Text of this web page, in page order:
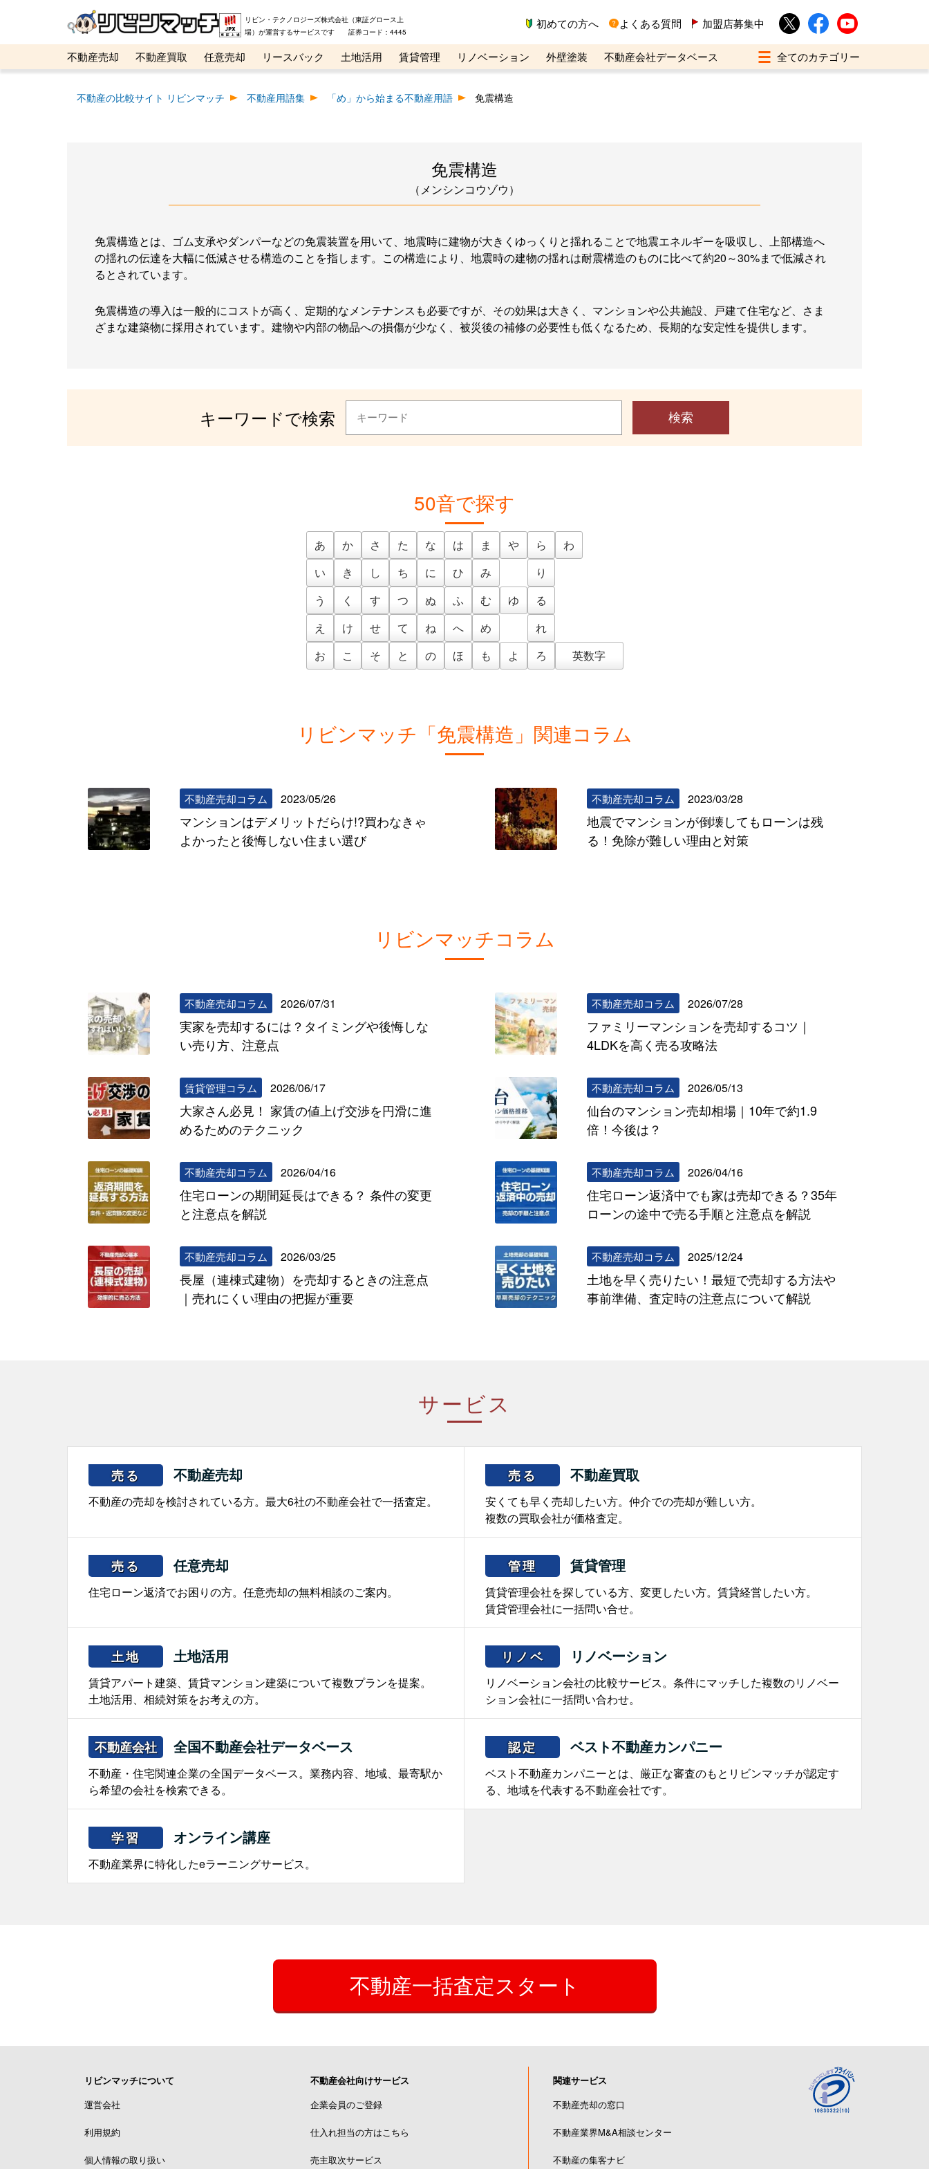
リビン・テクノロジーズ株式会社（東証グロース上
場）が運営するサービスです 証券コード：4445
初めての方へ よくある質問 加盟店募集中
不動産売却 不動産買取 任意売却 リースバック 土地活用 賃貸管理 リノベーション 外壁塗装
不動産会社データベース
メタ住宅展示場
ベスト不動産カンパニー オンライン講座 リビンマガジンBiz 不動産売却ご相談デスク
不動産の比較サイト リビンマッチ 不動産用語集 「め」から始まる不動産用語 免震構造
免震構造
（メンシンコウゾウ）
免震構造とは、ゴム支承やダンパーなどの免震装置を用いて、地震時に建物が大きくゆっくりと揺れることで地震エネルギーを吸収し、上部構造へ
の揺れの伝達を大幅に低減させる構造のことを指します。この構造により、地震時の建物の揺れは耐震構造のものに比べて約20～30%まで低減され
るとされています。
免震構造の導入は一般的にコストが高く、定期的なメンテナンスも必要ですが、その効果は大きく、マンションや公共施設、戸建て住宅など、さま
ざまな建築物に採用されています。建物や内部の物品への損傷が少なく、被災後の補修の必要性も低くなるため、長期的な安定性を提供します。
キーワードで検索
50音で探す
あ
い
う
え
お
か
き
く
け
こ
さ
し
す
せ
そ
た
ち
つ
て
と
な
に
ぬ
ね
の
は
ひ
ふ
へ
ほ
ま
み
む
め
も
や
ゆ
よ
ら
り
る
れ
ろ
わ
英数字
リビンマッチ「免震構造」関連コラム
不動産売却コラム 2023/05/26
マンションはデメリットだらけ!?買わなきゃ
よかったと後悔しない住まい選び
不動産売却コラム 2023/03/28
地震でマンションが倒壊してもローンは残
る！免除が難しい理由と対策
リビンマッチコラム
不動産売却コラム 2026/07/31
実家を売却するには？タイミングや後悔しな
い売り方、注意点
不動産売却コラム 2026/07/28
ファミリーマンションを売却するコツ｜
4LDKを高く売る攻略法
賃貸管理コラム 2026/06/17
大家さん必見！ 家賃の値上げ交渉を円滑に進
めるためのテクニック
不動産売却コラム 2026/05/13
仙台のマンション売却相場｜10年で約1.9
倍！今後は？
不動産売却コラム 2026/04/16
住宅ローンの期間延長はできる？ 条件の変更
と注意点を解説
不動産売却コラム 2026/04/16
住宅ローン返済中でも家は売却できる？35年
ローンの途中で売る手順と注意点を解説
不動産売却コラム 2026/03/25
長屋（連棟式建物）を売却するときの注意点
｜売れにくい理由の把握が重要
不動産売却コラム 2025/12/24
土地を早く売りたい！最短で売却する方法や
事前準備、査定時の注意点について解説
サービス
売る 不動産売却
不動産の売却を検討されている方。最大6社の不動産会社で一括査定。
売る 不動産買取
安くても早く売却したい方。仲介での売却が難しい方。
複数の買取会社が価格査定。
売る 任意売却
住宅ローン返済でお困りの方。任意売却の無料相談のご案内。
管理 賃貸管理
賃貸管理会社を探している方、変更したい方。賃貸経営したい方。
賃貸管理会社に一括問い合せ。
土地 土地活用
賃貸アパート建築、賃貸マンション建築について複数プランを提案。
土地活用、相続対策をお考えの方。
リノベ リノベーション
リノベーション会社の比較サービス。条件にマッチした複数のリノベー
ション会社に一括問い合わせ。
不動産会社 全国不動産会社データベース
不動産・住宅関連企業の全国データベース。業務内容、地域、最寄駅か
ら希望の会社を検索できる。
認定 ベスト不動産カンパニー
ベスト不動産カンパニーとは、厳正な審査のもとリビンマッチが認定す
る、地域を代表する不動産会社です。
学習 オンライン講座
不動産業界に特化したeラーニングサービス。
不動産一括査定スタート
リビンマッチについて
運営会社
利用規約
個人情報の取り扱い
不動産会社向けサービス
企業会員のご登録
仕入れ担当の方はこちら
売主取次サービス
関連サービス
不動産売却の窓口
不動産業界M&A相談センター
不動産の集客ナビ